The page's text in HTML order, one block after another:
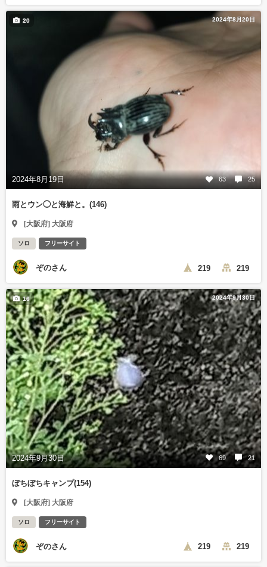
2024年8月20日
2024年8月19日 63 25
20
雨とウン◯と海鮮と。(146)
[大阪府] 大阪府
ソロ フリーサイト
ぞのさん 219 219
2024年9月30日
2024年9月30日 69 21
16
ぼちぼちキャンプ(154)
[大阪府] 大阪府
ソロ フリーサイト
ぞのさん 219 219